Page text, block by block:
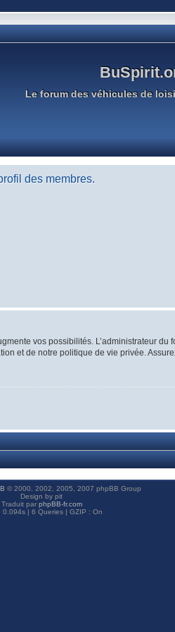
Le forum des véhicules de
des membres.
vos possibilités. L’administrateur
et de notre politique de vie privée.
© 2000, 2002, 2005, 2007 phpBB Group
Design by pit
Traduit par phpBB-fr.com
0.094s | 6 Queries | GZIP : On